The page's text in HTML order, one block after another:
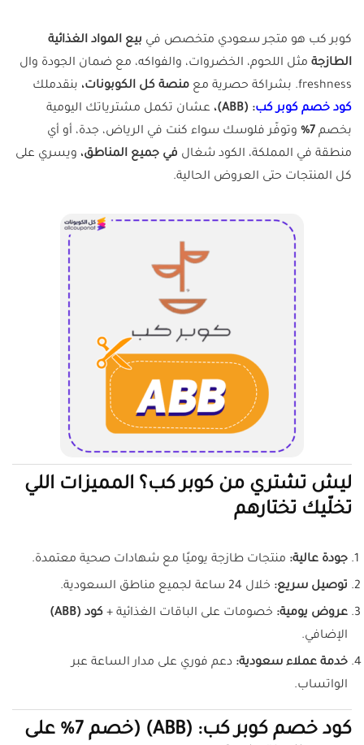
كوبر كب هو متجر سعودي متخصص في بيع المواد الغذائية
الطازجة مثل اللحوم، الخضروات، والفواكه، مع ضمان الجودة وال
freshness. بشراكة حصرية مع
منصة كل الكوبونات، بنقدملك
كود خصم كوبر كب: (ABB)،
عشان تكمل مشترياتك اليومية
بخصم 7%
وتوفّر فلوسك سواء كنت في الرياض، جدة، أو أي
منطقة في المملكة، الكود شغال في جميع المناطق، ويسري على
كل المنتجات حتى العروض الحالية.
ليش تشتري من كوبر كب؟ المميزات اللي
تخلّيك تختارهم
جودة عالية: منتجات طازجة يوميًا مع شهادات صحية معتمدة.
توصيل سريع: خلال 24 ساعة لجميع مناطق السعودية.
عروض يومية: خصومات على الباقات الغذائية + كود (ABB)
الإضافي.
خدمة عملاء سعودية: دعم فوري على مدار الساعة عبر
الواتساب.
كود خصم كوبر كب: (ABB) (خصم 7% على